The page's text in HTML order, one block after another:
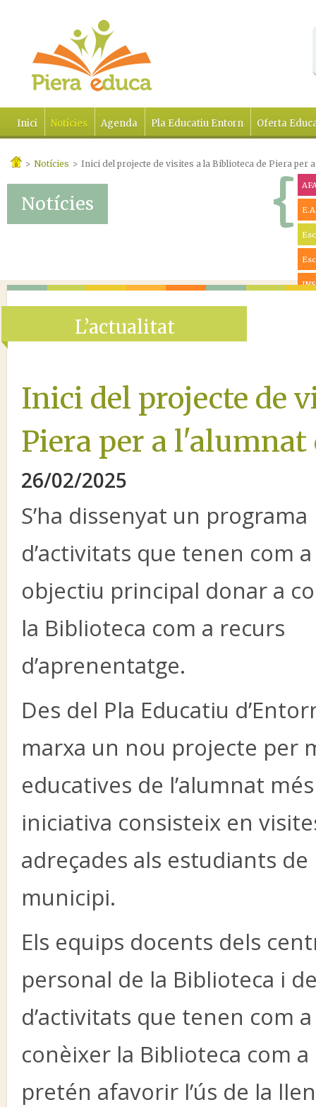
Inici Notícies Agenda Pla Educatiu Entorn Oferta
> Notícies > Inici del projecte de visites a la Biblioteca de Piera per
Notícies
L’actualitat
Inici del projecte de
Piera per a l'alumnat
26/02/2025
S’ha dissenyat un programa
d’activitats que tenen com a
objectiu principal donar a
la Biblioteca com a recurs
d’aprenentatge.
Des del Pla Educatiu
marxa un nou projecte per
educatives de l’alumnat
iniciativa consisteix en
adreçades als estudiants de
municipi.
Els equips docents dels
personal de la Biblioteca i
d’activitats que tenen com
conèixer la Biblioteca com
pretén afavorir l’ús de la